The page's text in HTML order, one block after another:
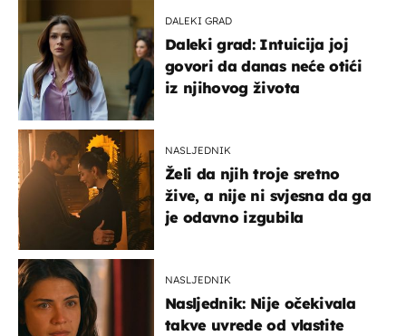
DALEKI GRAD
Daleki grad: Intuicija joj
govori da danas neće otići
iz njihovog života
NASLJEDNIK
Želi da njih troje sretno
žive, a nije ni svjesna da ga
je odavno izgubila
NASLJEDNIK
Nasljednik: Nije očekivala
takve uvrede od vlastite